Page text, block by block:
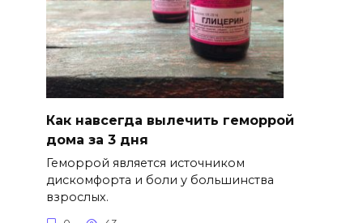
Как навсегда вылечить геморрой
дома за 3 дня
Геморрой является источником
дискомфорта и боли у большинства
взрослых.